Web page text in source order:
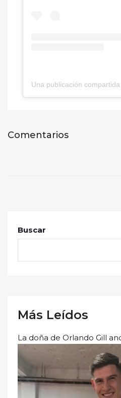
Una publicación
Comentarios
Buscar
Más Leídos
La doña de Orlando Gill